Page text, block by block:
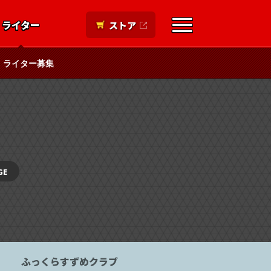
ライター ストア
ライター募集
ふっくらすずめクラブ